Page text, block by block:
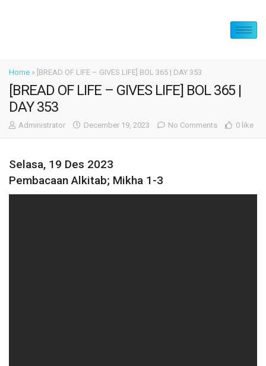
Home » [BREAD OF LIFE – GIVES LIFE] BOL 365 | DAY 353
[BREAD OF LIFE – GIVES LIFE] BOL 365 |
DAY 353
Administrator December 19, 2023 No Comments 0 like
Selasa, 19 Des 2023
Pembacaan Alkitab; Mikha 1-3